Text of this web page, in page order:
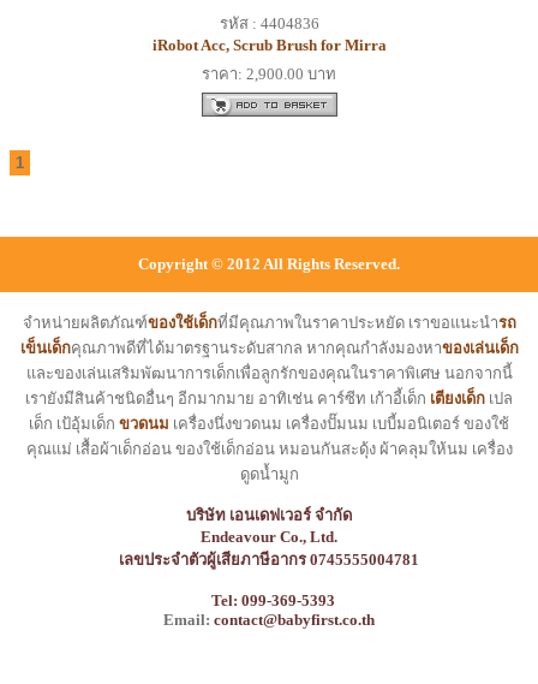
รหัส : 4404836
iRobot Acc, Scrub Brush for Mirra
ราคา: 2,900.00 บาท
1
Copyright © 2012 All Rights Reserved.
จำหน่ายผลิตภัณฑ์ของใช้เด็กที่มีคุณภาพในราคาประหยัด เราขอแนะนำรถ
เข็นเด็กคุณภาพดีที่ได้มาตรฐานระดับสากล หากคุณกำลังมองหาของเล่นเด็ก
และของเล่นเสริมพัฒนาการเด็กเพื่อลูกรักของคุณในราคาพิเศษ นอกจากนี้
เรายังมีสินค้าชนิดอื่นๆ อีกมากมาย อาทิเช่น คาร์ซีท เก้าอี้เด็ก เตียงเด็ก เปล
เด็ก เป้อุ้มเด็ก ขวดนม เครื่องนึ่งขวดนม เครื่องปั๊มนม เบบี้มอนิเตอร์ ของใช้
คุณแม่ เสื้อผ้าเด็กอ่อน ของใช้เด็กอ่อน หมอนกันสะดุ้ง ผ้าคลุมให้นม เครื่อง
ดูดน้ำมูก
บริษัท เอนเดฟเวอร์ จำกัด
Endeavour Co., Ltd.
เลขประจำตัวผู้เสียภาษีอากร 0745555004781
Tel: 099-369-5393
Email: contact@babyfirst.co.th